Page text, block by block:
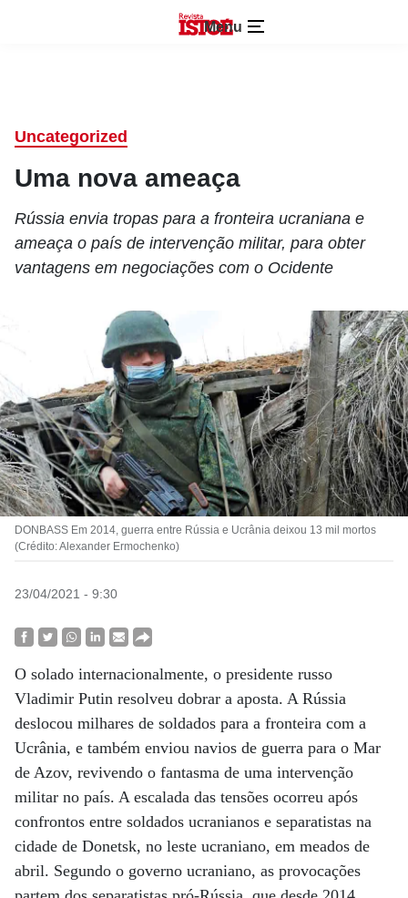
Menu
Uncategorized
Uma nova ameaça
Rússia envia tropas para a fronteira ucraniana e
ameaça o país de intervenção militar, para obter
vantagens em negociações com o Ocidente
DONBASS Em 2014, guerra entre Rússia e Ucrânia deixou 13 mil mortos
(Crédito: Alexander Ermochenko)
23/04/2021 - 9:30
O solado internacionalmente, o presidente russo
Vladimir Putin resolveu dobrar a aposta. A Rússia
deslocou milhares de soldados para a fronteira com a
Ucrânia, e também enviou navios de guerra para o Mar
de Azov, revivendo o fantasma de uma intervenção
militar no país. A escalada das tensões ocorreu após
confrontos entre soldados ucranianos e separatistas na
cidade de Donetsk, no leste ucraniano, em meados de
abril. Segundo o governo ucraniano, as provocações